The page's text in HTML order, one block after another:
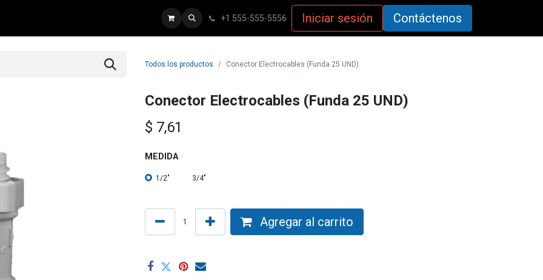
+1 555-555-5556 Iniciar sesión Contáctenos
Todos los productos Conector Electrocables (Funda 25 UND)
Conector Electrocables (Funda 25 UND)
$ 7,61
MEDIDA
1/2" 3/4"
Agregar al carrito